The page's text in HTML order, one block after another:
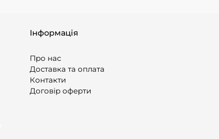
Інформація
Про нас
Доставка та оплата
Контакти
Договір оферти